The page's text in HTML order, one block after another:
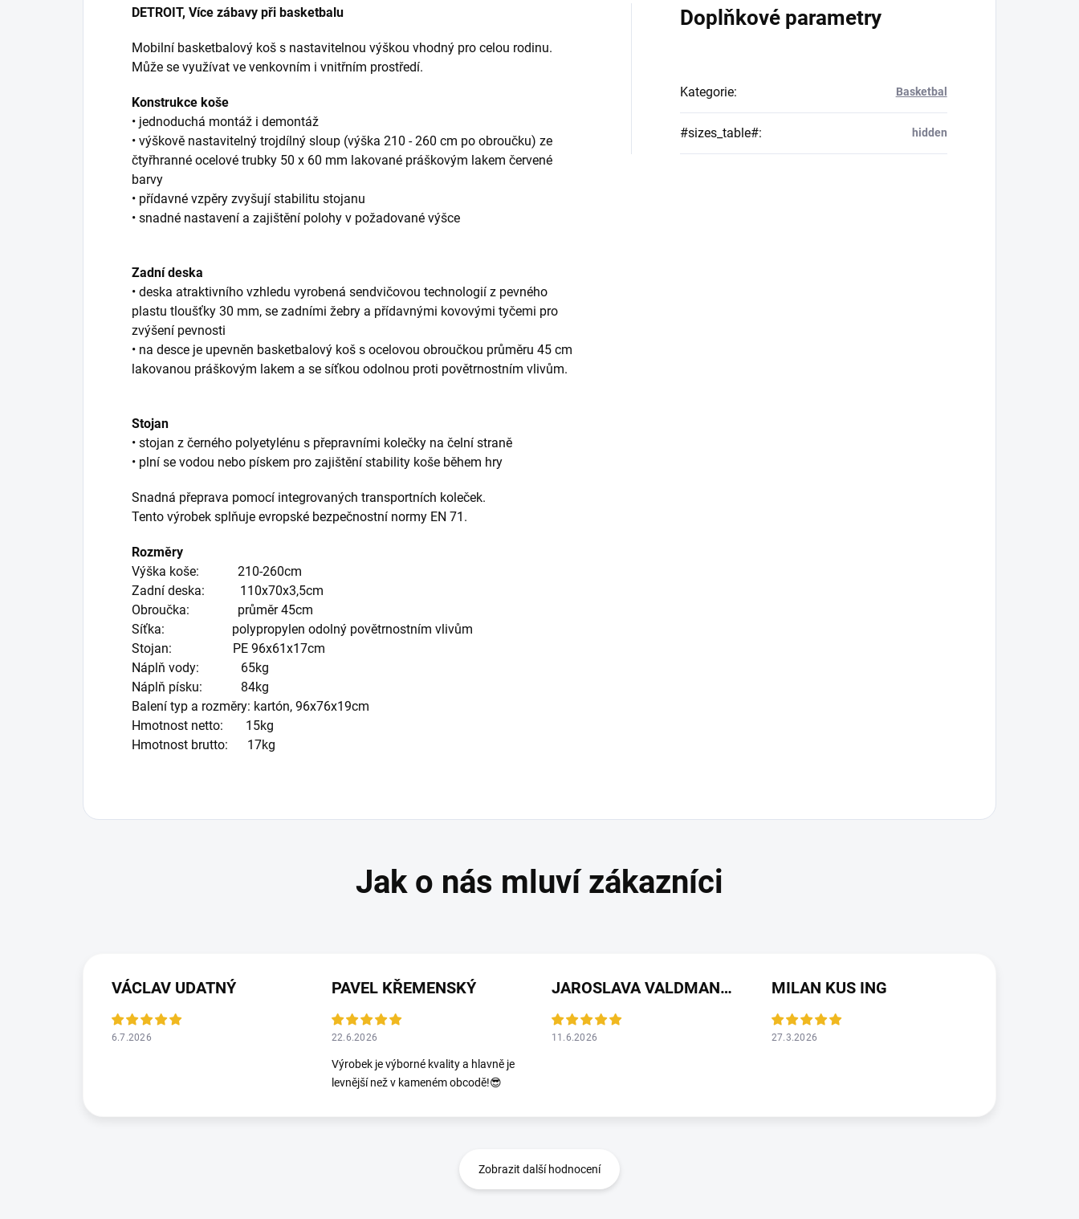
DETROIT, Více zábavy při basketbalu
Mobilní basketbalový koš s nastavitelnou výškou vhodný pro celou rodinu.
Může se využívat ve venkovním i vnitřním prostředí.
Konstrukce koše
• jednoduchá montáž i demontáž
• výškově nastavitelný trojdílný sloup (výška 210 - 260 cm po obroučku) ze
čtyřhranné ocelové trubky 50 x 60 mm lakované práškovým lakem červené
barvy
• přídavné vzpěry zvyšují stabilitu stojanu
• snadné nastavení a zajištění polohy v požadované výšce
Zadní deska
• deska atraktivního vzhledu vyrobená sendvičovou technologií z pevného
plastu tloušťky 30 mm, se zadními žebry a přídavnými kovovými tyčemi pro
zvýšení pevnosti
• na desce je upevněn basketbalový koš s ocelovou obroučkou průměru 45 cm
lakovanou práškovým lakem a se síťkou odolnou proti povětrnostním vlivům.
Stojan
• stojan z černého polyetylénu s přepravními kolečky na čelní straně
• plní se vodou nebo pískem pro zajištění stability koše během hry
Snadná přeprava pomocí integrovaných transportních koleček.
Tento výrobek splňuje evropské bezpečnostní normy EN 71.
Rozměry
Výška koše: 210-260cm
Zadní deska: 110x70x3,5cm
Obroučka: průměr 45cm
Síťka: polypropylen odolný povětrnostním vlivům
Stojan: PE 96x61x17cm
Náplň vody: 65kg
Náplň písku: 84kg
Balení typ a rozměry: kartón, 96x76x19cm
Hmotnost netto: 15kg
Hmotnost brutto: 17kg
Doplňkové parametry
Kategorie: Basketbal
#sizes_table#: hidden
VÁCLAV UDATNÝ
6.7.2026
PAVEL KŘEMENSKÝ
22.6.2026
Výrobek je výborné kvality a hlavně je
levnější než v kameném obcodě!😎
JAROSLAVA VALDMANOVA
11.6.2026
MILAN KUS ING
27.3.2026
Zobrazit další hodnocení